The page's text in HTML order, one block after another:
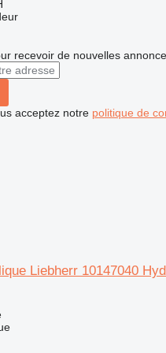
recevoir de nouvelles
acceptez notre politique de
Liebherr 10147040